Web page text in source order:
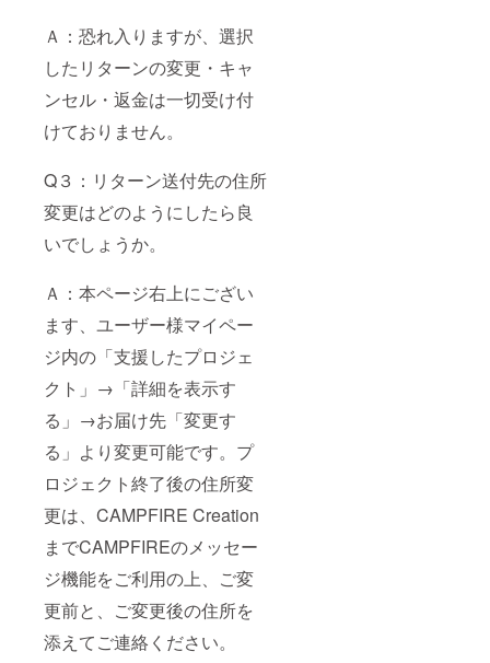
Ａ：恐れ入りますが、選択
したリターンの変更・キャ
ンセル・返金は一切受け付
けておりません。
Q３：リターン送付先の住所
変更はどのようにしたら良
いでしょうか。
Ａ：本ページ右上にござい
ます、ユーザー様マイペー
ジ内の「支援したプロジェ
クト」→「詳細を表示す
る」→お届け先「変更す
る」より変更可能です。プ
ロジェクト終了後の住所変
更は、CAMPFIRE Creation
までCAMPFIREのメッセー
ジ機能をご利用の上、ご変
更前と、ご変更後の住所を
添えてご連絡ください。